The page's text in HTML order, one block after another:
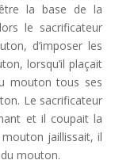
la base de la
le sacrificateur
d’imposer les
lorsqu’il plaçait
mouton tous ses
Le sacrificateur
et il coupait la
jaillissait, il
mouton.